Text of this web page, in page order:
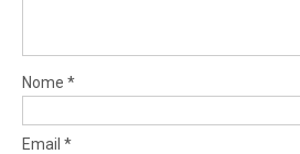
Nome *
Email *